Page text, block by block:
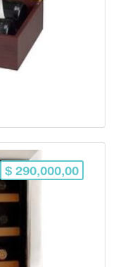
$ 290,000,00